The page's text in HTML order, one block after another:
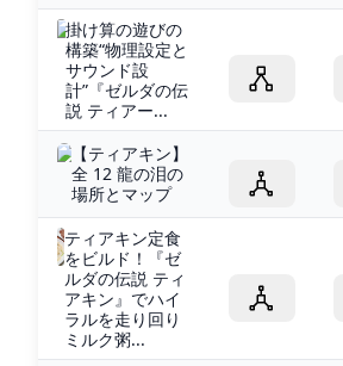
掛け算の遊びの
構築“物理設定と
サウンド設
計”『ゼルダの伝
説 ティアー...
【ティアキン】
全 12 龍の泪の
場所とマップ
ティアキン定食
をビルド！『ゼ
ルダの伝説 ティ
アキン』でハイ
ラルを走り回り
ミルク粥...